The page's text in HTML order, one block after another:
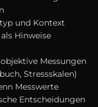
u‬nd Kontext
Hinweise
Messungen
Stressskalen)
Messwerte
Entscheidungen